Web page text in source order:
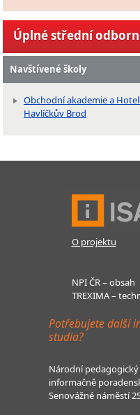
Úplné střední
Navštívené školy
Obchodní akademie a
Havlíčkův Brod
O projektu
NPI ČR – obsah
TREXIMA –
Potřebujete další
studia?
Národní
informačně
Senovážné náměstí